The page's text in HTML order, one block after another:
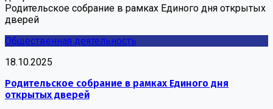
Родительское собрание в рамках Единого дня открытых
дверей
Общественная деятельность
18.10.2025
Родительское собрание в рамках Единого дня
открытых дверей